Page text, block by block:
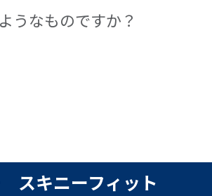
うなものですか？
スキニーフィット